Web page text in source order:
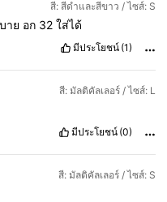
สี: สีดำและสีขาว / ไซส์: S
าย อก 32 ใส่ได้
มีประโยชน์ (1)
สี: มัลติคัลเลอร์ / ไซส์: L
มีประโยชน์ (0)
สี: มัลติคัลเลอร์ / ไซส์: S